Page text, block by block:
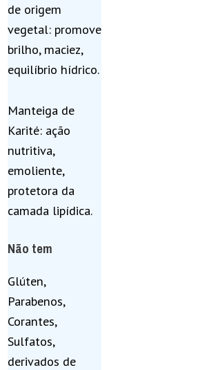
de origem
vegetal: promove
brilho, maciez,
equilíbrio hídrico.
Manteiga de
Karité: ação
nutritiva,
emoliente,
protetora da
camada lipídica.
Não tem
Glúten,
Parabenos,
Corantes,
Sulfatos,
derivados de